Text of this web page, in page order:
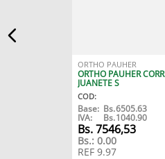
ORTHO PAUHER
ORTHO PAUHER
JUANETE S
COD:
Base: Bs.6505.63
IVA: Bs.1040.90
7546,53
Bs.: 0.00
REF 9.97